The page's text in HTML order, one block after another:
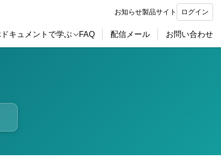
お知らせ製品サイト ログイン
ドキュメントで学ぶ FAQ 配信メール お問い合わせ